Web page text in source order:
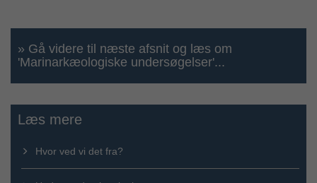
» Gå videre til næste afsnit og læs om
'Marinarkæologiske undersøgelser'...
Læs mere
Hvor ved vi det fra?